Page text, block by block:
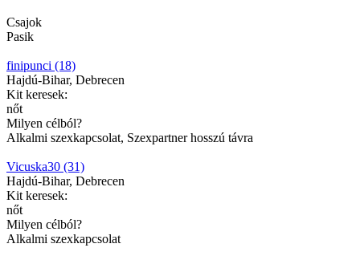
Csajok
Pasik
finipunci (18)
Hajdú-Bihar, Debrecen
Kit keresek:
nőt
Milyen célból?
Alkalmi szexkapcsolat, Szexpartner hosszú távra
Vicuska30 (31)
Hajdú-Bihar, Debrecen
Kit keresek:
nőt
Milyen célból?
Alkalmi szexkapcsolat